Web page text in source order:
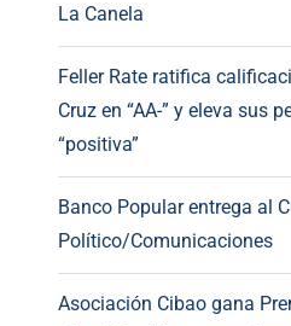
La Canela
Feller Rate ratifica
Cruz en “AA-” y eleva sus
“positiva”
Banco Popular entrega al
Político/Comunicaciones
Asociación Cibao gana